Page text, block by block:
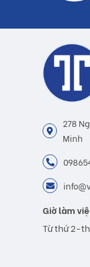
278
Minh
Giờ làm
Từ thứ 2-